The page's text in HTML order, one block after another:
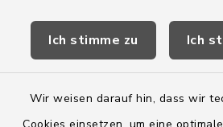
Ich stimme zu Ich
Wir weisen darauf hin, dass wir
Wege-Zweckverband